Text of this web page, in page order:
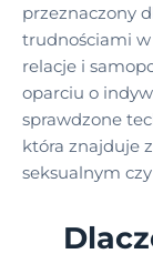
przeznaczony
trudnościami w
relacje i
oparciu o
sprawdzone
która znajduje
seksualnym